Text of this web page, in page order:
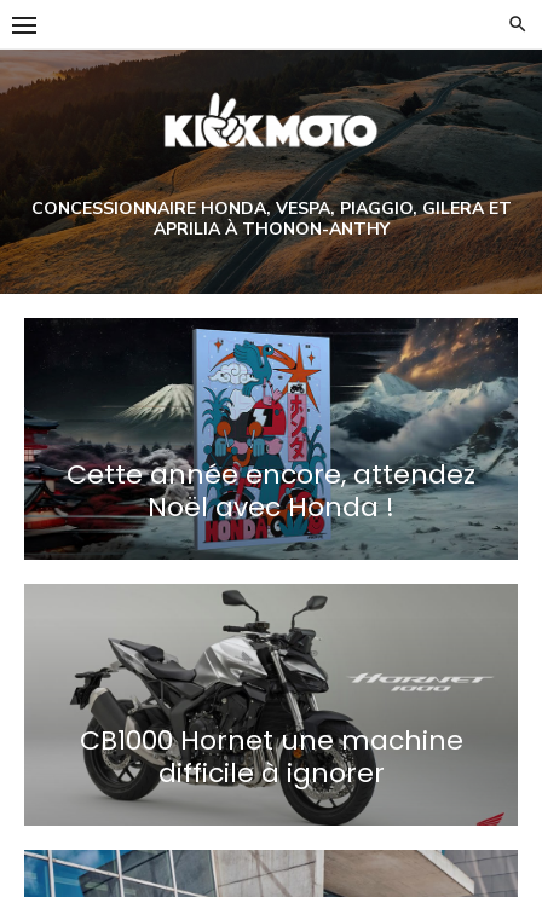
Skip
to
content
CONCESSIONNAIRE HONDA, VESPA, PIAGGIO, GILERA ET
APRILIA À THONON-ANTHY
Cette année encore, attendez
Noël avec Honda !
CB1000 Hornet une machine
difficile à ignorer